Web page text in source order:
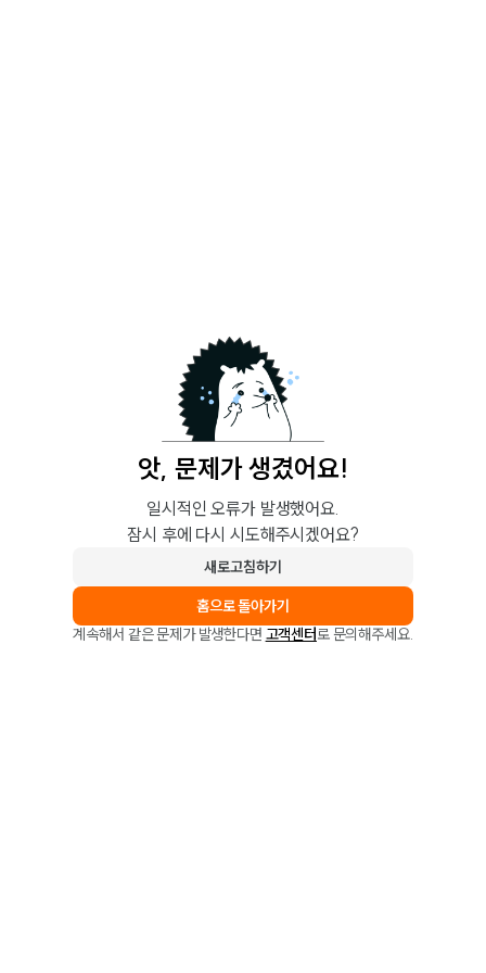
앗, 문제가 생겼어요!
일시적인 오류가 발생했어요.
잠시 후에 다시 시도해주시겠어요?
새로고침하기
홈으로 돌아가기
계속해서 같은 문제가 발생한다면 고객센터로 문의해주세요.